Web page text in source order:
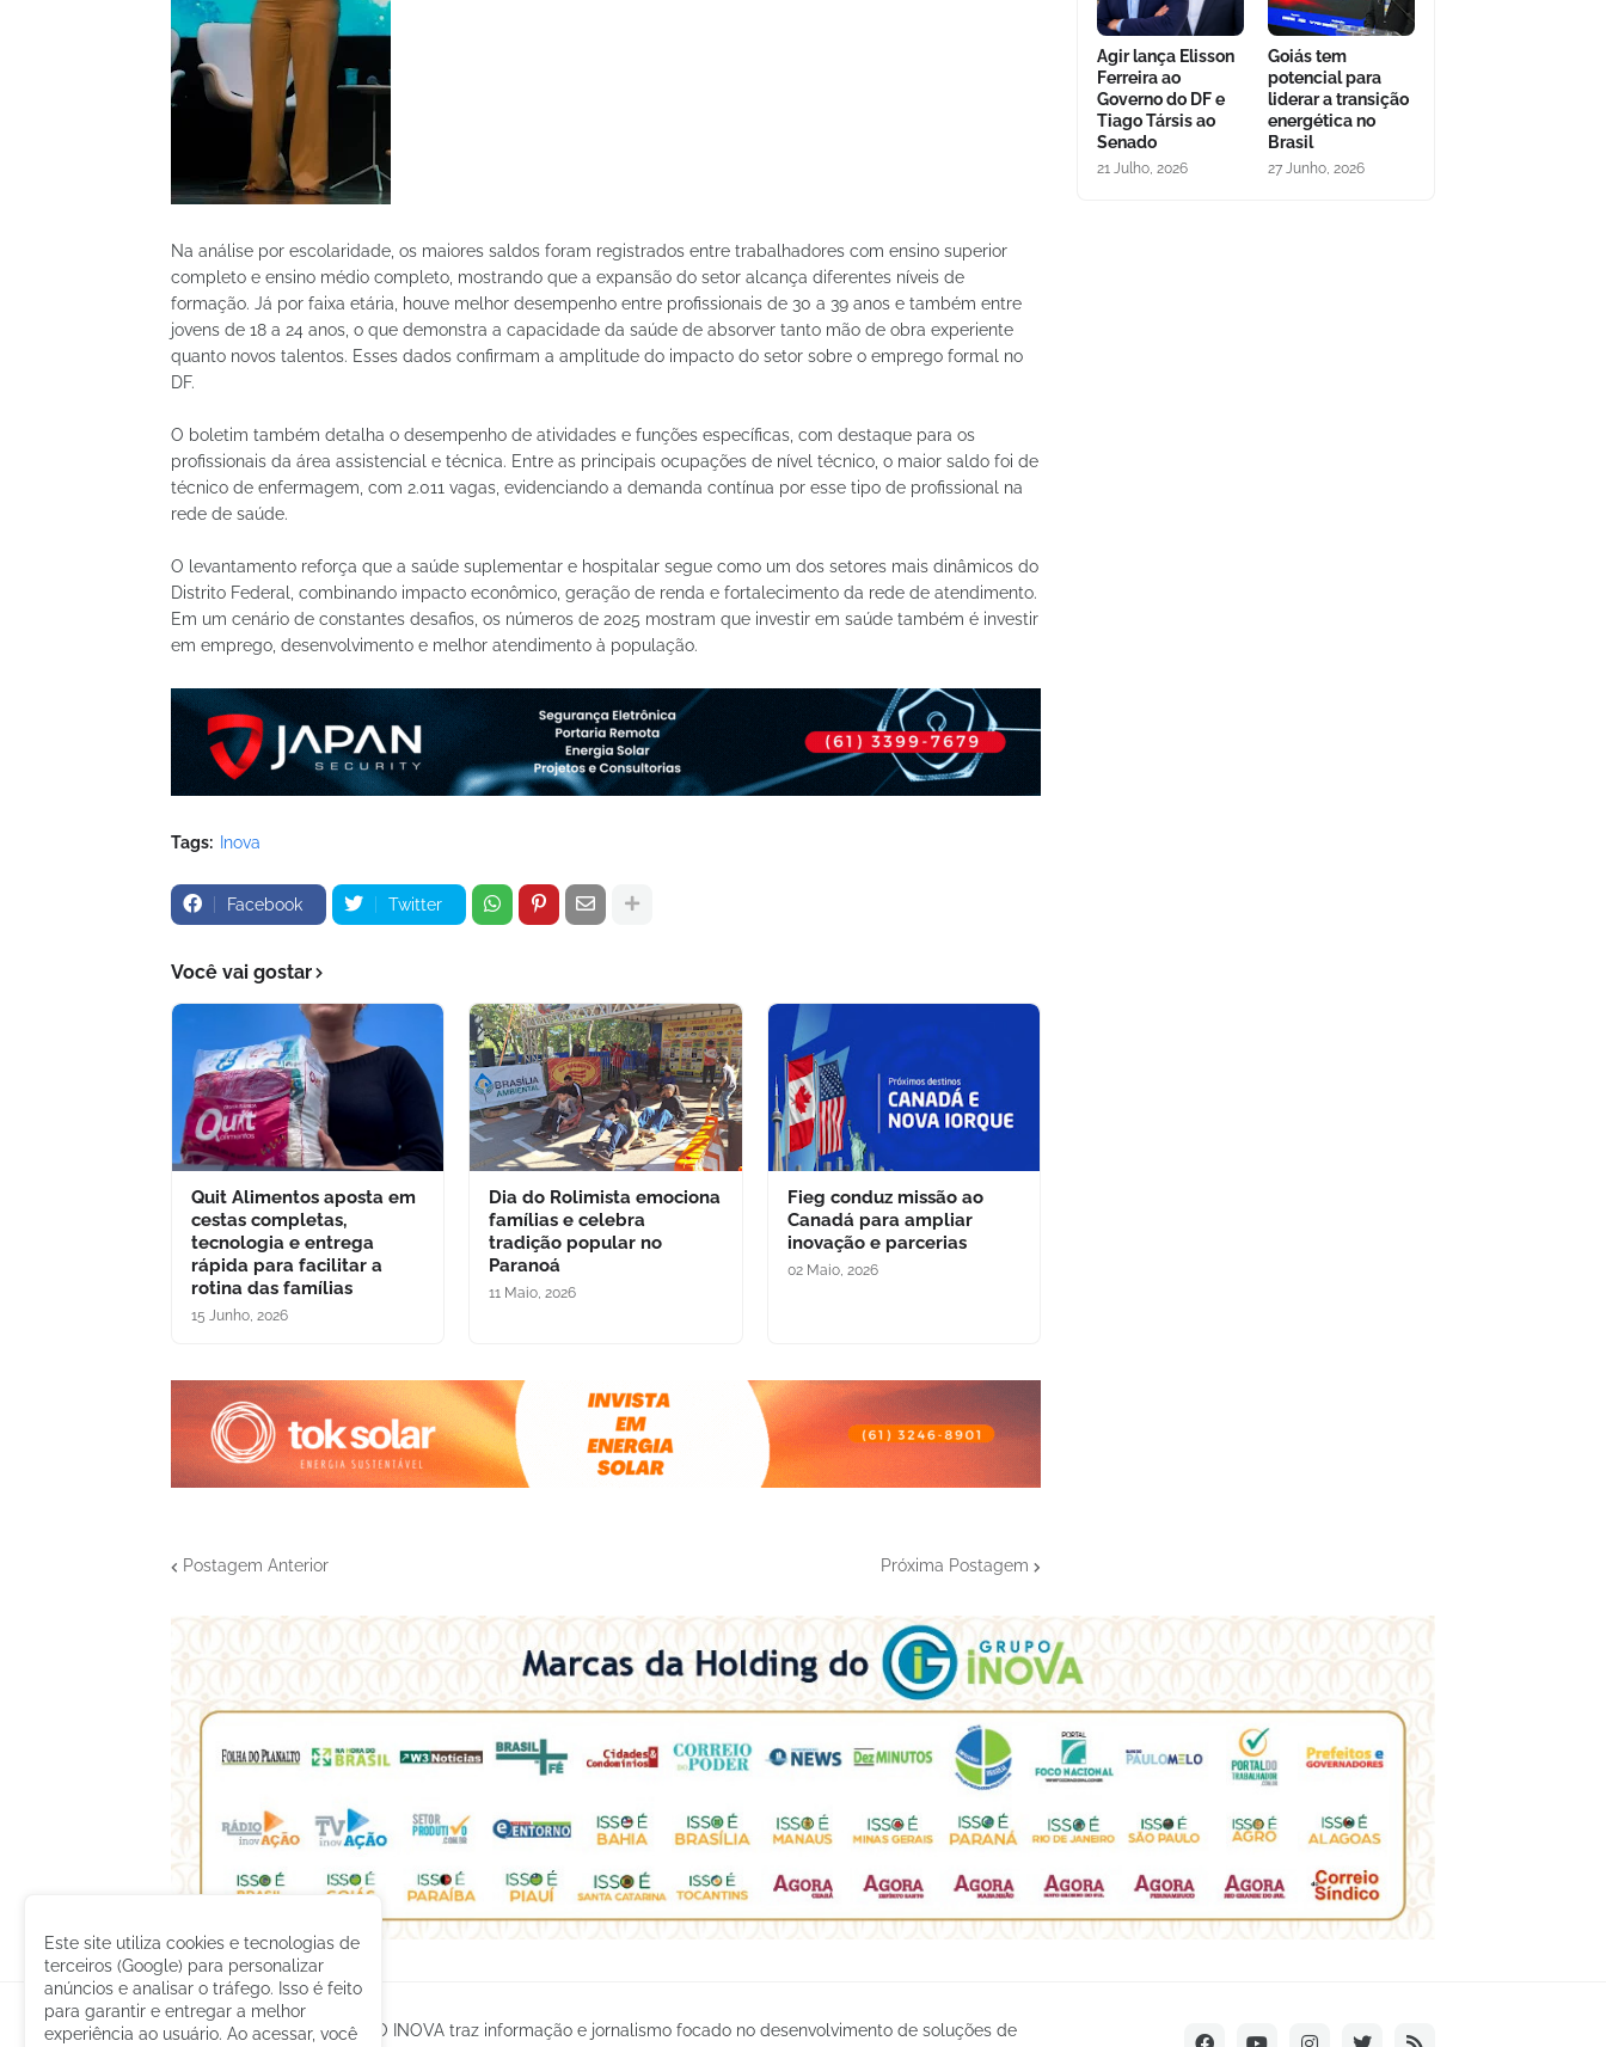
Na análise por escolaridade, os maiores saldos foram registrados entre trabalhadores com ensino superior
completo e ensino médio completo, mostrando que a expansão do setor alcança diferentes níveis de
formação. Já por faixa etária, houve melhor desempenho entre profissionais de 30 a 39 anos e também entre
jovens de 18 a 24 anos, o que demonstra a capacidade da saúde de absorver tanto mão de obra experiente
quanto novos talentos. Esses dados confirmam a amplitude do impacto do setor sobre o emprego formal no
DF.
O boletim também detalha o desempenho de atividades e funções específicas, com destaque para os
profissionais da área assistencial e técnica. Entre as principais ocupações de nível técnico, o maior saldo foi de
técnico de enfermagem, com 2.011 vagas, evidenciando a demanda contínua por esse tipo de profissional na
rede de saúde.
O levantamento reforça que a saúde suplementar e hospitalar segue como um dos setores mais dinâmicos do
Distrito Federal, combinando impacto econômico, geração de renda e fortalecimento da rede de atendimento.
Em um cenário de constantes desafios, os números de 2025 mostram que investir em saúde também é investir
em emprego, desenvolvimento e melhor atendimento à população.
Tags: Inova
Facebook Twitter
Você vai gostar
Quit Alimentos aposta em
cestas completas,
tecnologia e entrega
rápida para facilitar a
rotina das famílias
15 Junho, 2026
Dia do Rolimista emociona
famílias e celebra
tradição popular no
Paranoá
11 Maio, 2026
Fieg conduz missão ao
Canadá para ampliar
inovação e parcerias
02 Maio, 2026
Postagem Anterior Próxima Postagem
Agir lança Elisson
Ferreira ao
Governo do DF e
Tiago Társis ao
Senado
21 Julho, 2026
Goiás tem
potencial para
liderar a transição
energética no
Brasil
27 Junho, 2026
O GRUPO INOVA traz informação e jornalismo focado no desenvolvimento de soluções de
Este site utiliza cookies e tecnologias de
terceiros (Google) para personalizar
anúncios e analisar o tráfego. Isso é feito
para garantir e entregar a melhor
experiência ao usuário. Ao acessar, você